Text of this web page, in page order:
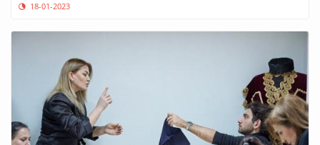
18-01-2023